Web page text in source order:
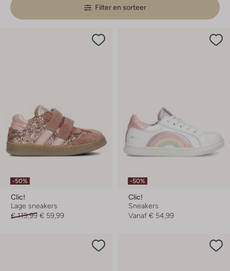
Filter en sorteer
-50%
Clic!
Lage sneakers
€ 119,99 € 59,99
-50%
Clic!
Sneakers
Vanaf € 54,99